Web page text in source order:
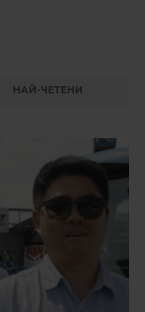
НАЙ-ЧЕТЕНИ